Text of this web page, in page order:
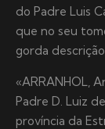
do Padre Luis
que no seu
gorda
«ARRANHOL,
Padre D. Luiz
província da